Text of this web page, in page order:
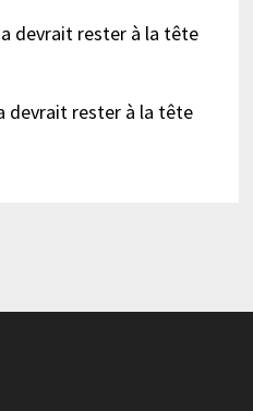
devrait rester à la tête
devrait rester à la tête